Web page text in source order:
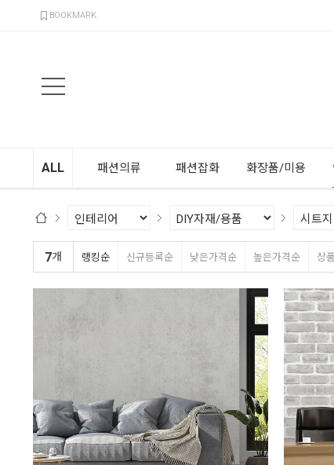
BOOKMARK
ALL 패션의류 패션잡화 화장품/미용
7개 랭킹순 신규등록순 낮은가격순 높은가격순 상